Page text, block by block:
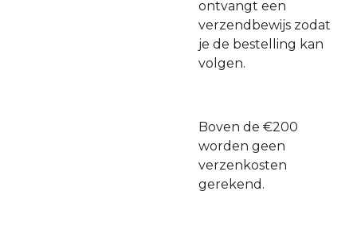
ontvangt een
verzendbewijs zodat
je de bestelling kan
volgen.
Boven de €200
worden geen
verzenkosten
gerekend.